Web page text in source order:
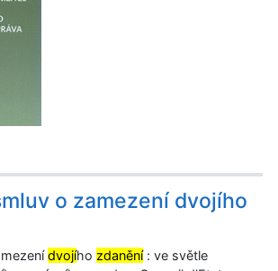
o zamezení dvojího
dvojího zdanění: ve světle